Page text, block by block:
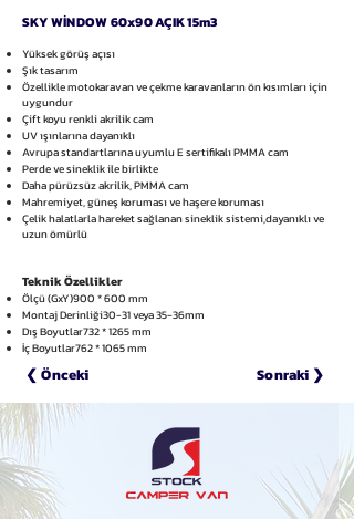
SKY WİNDOW 60x90 AÇIK 15m3
​Yüksek görüş açısı
Şık tasarım
Özellikle motokaravan ve çekme karavanların ön kısımları için
uygundur
Çift koyu renkli akrilik cam
UV ışınlarına dayanıklı
Avrupa standartlarına uyumlu E sertifikalı PMMA cam
Perde ve sineklik ile birlikte
Daha pürüzsüz akrilik, PMMA cam
Mahremiyet, güneş koruması ve haşere koruması
Çelik halatlarla hareket sağlanan sineklik sistemi,dayanıklı ve
uzun ömürlü​
Teknik Özellikler
Ölçü (GxY)900 * 600 mm
Montaj Derinliği30-31 veya 35-36mm
Dış Boyutlar732 * 1265 mm
İç Boyutlar762 * 1065 mm
❮ Önceki Sonraki ❯